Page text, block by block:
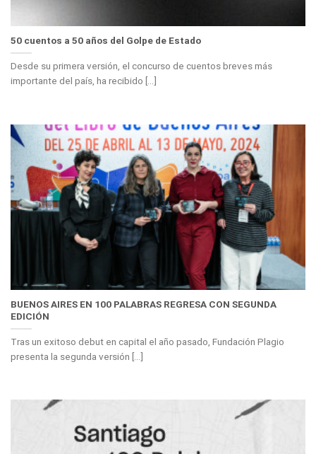
50 cuentos a 50 años del Golpe de Estado
Desde su primera versión, el concurso de cuentos breves más
importante del país, ha recibido [...]
BUENOS AIRES EN 100 PALABRAS REGRESA CON SEGUNDA
EDICIÓN
Tras un exitoso debut en capital el año pasado, Fundación Plagio
presenta la segunda versión [...]